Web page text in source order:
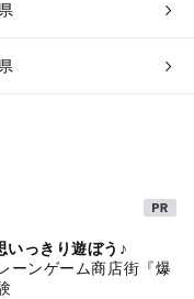
っきり遊ぼう♪
ーンゲーム商店街『爆